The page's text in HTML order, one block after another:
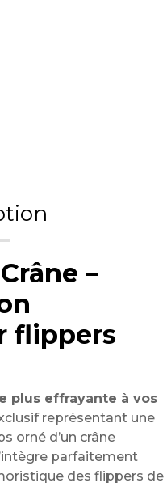
–
flippers
plus effrayante à vos
représentant une
orné d’un crâne
parfaitement
des flippers de